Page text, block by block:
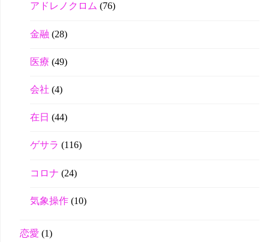
アドレノクロム (76)
金融 (28)
医療 (49)
会社 (4)
在日 (44)
ゲサラ (116)
コロナ (24)
気象操作(10)
恋愛 (1)